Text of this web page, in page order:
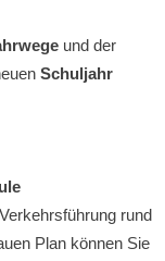
und der
Schuljahr
rund
Plan können Sie